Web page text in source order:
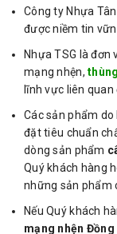
Công ty Nhựa
được niềm tin
Nhựa TSG là
mạng nhện,
lĩnh vực liên quan
Các sản phẩm
đặt tiêu chuẩn
dòng sản phẩm
Quý khách hàng
những sản phẩm
Nếu Quý khách
mạng nhện Đồng